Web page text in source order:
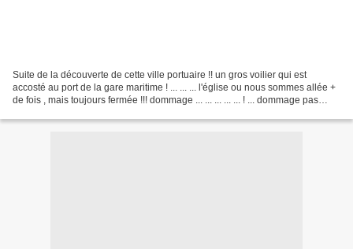
Suite de la découverte de cette ville portuaire !! un gros voilier qui est
accosté au port de la gare maritime ! ... ... ... l'église ou nous sommes allée +
de fois , mais toujours fermée !!! dommage ... ... ... ... ... ! ... dommage pas